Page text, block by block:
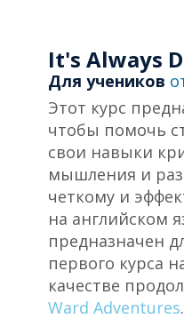
It's Always
Для учеников
Этот курс
чтобы помочь
свои навыки
мышления и
четкому и
на английском
предназначен
первого курса
качестве
Ward Adventures.